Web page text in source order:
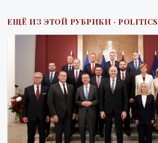
ЕЩЁ ИЗ ЭТОЙ РУБРИКИ · POLITICS